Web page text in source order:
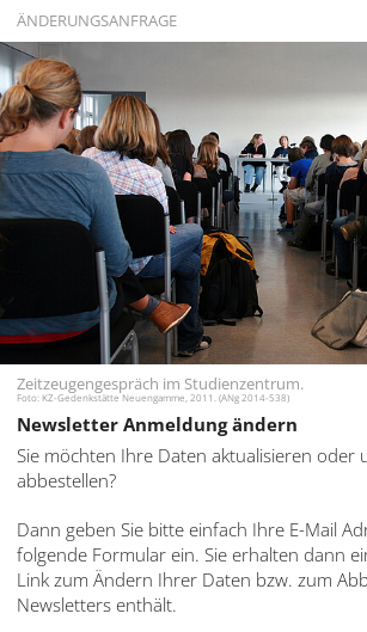
ÄNDERUNGSANFRAGE
STARTSEITE
AKTUELLES
AUSSTELLUNGEN
GESCHICHTE
BILDUNG
FORSCHUNG
SERVICE
Zurück
Deutsch
Dansk
Zeitzeugengespräch im Studienzentrum.
Foto: KZ-Gedenkstätte Neuengamme, 2011. (ANg 2014-538)
Newsletter Anmeldung ändern
Sie möchten Ihre Daten aktualisieren oder
abbestellen?
Dann geben Sie bitte einfach Ihre E-Mail
folgende Formular ein. Sie erhalten dann
Link zum Ändern Ihrer Daten bzw. zum
Newsletters enthält.